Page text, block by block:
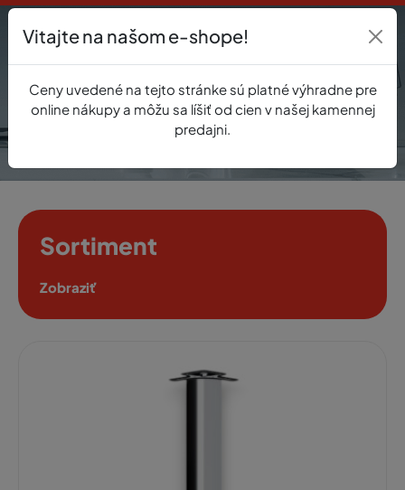
0
Sortiment
Zobraziť
Vitajte na našom e-shope!
Ceny uvedené na tejto stránke sú platné výhradne pre
online nákupy a môžu sa líšiť od cien v našej kamennej
predajni.